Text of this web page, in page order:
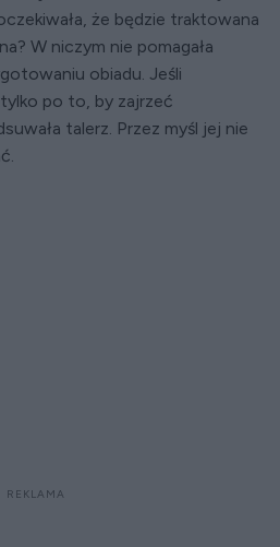
że będzie traktowana
W niczym nie pomagała
obiadu. Jeśli
po to, by zajrzeć
talerz. Przez myśl jej nie